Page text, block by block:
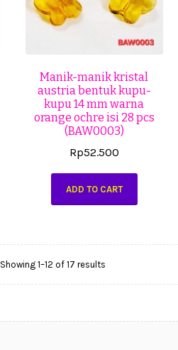
Manik-manik kristal
austria bentuk kupu-
kupu 14 mm warna
orange ochre isi 28 pcs
(BAW0003)
Rp52.500
ADD TO CART
Showing 1–12 of 17 results